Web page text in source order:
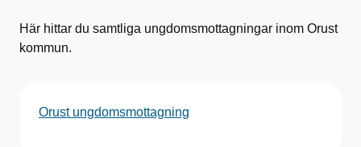
Här hittar du samtliga ungdomsmottagningar inom Orust
kommun.
Orust ungdomsmottagning